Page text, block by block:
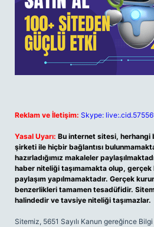
Reklam ve İletişim: Skype:
Yasal Uyarı: Bu internet sitesi, herhangi
şirketi ile hiçbir bağlantısı
hazırladığımız makaleler
haber niteliği taşımamakta olup, gerçek
paylaşım yapılmamaktadır. Gerçek
benzerlikleri tamamen tesadüfidir.
halindedir ve tavsiye niteliği taşımazlar.
Sitemiz, 5651 Sayılı Kanun gereğince